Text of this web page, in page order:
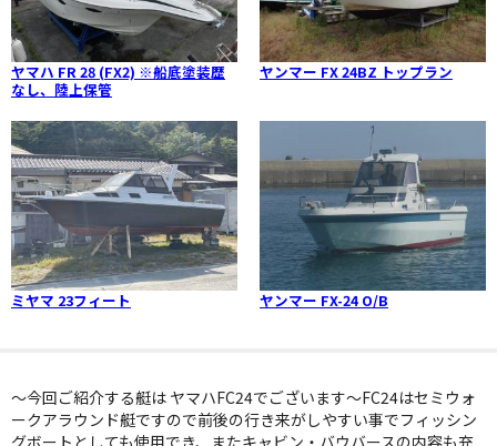
ヤマハ FR 28 (FX2) ※船底塗装歴
なし、陸上保管
ヤンマー FX 24BZ トップラン
ミヤマ 23フィート ヤンマー FX-24 O/B
～今回ご紹介する艇は ヤマハFC24でございます～FC24はセミウォ
ークアラウンド艇ですので前後の行き来がしやすい事でフィッシン
グボートとしても使用でき、またキャビン・バウバースの内容も充